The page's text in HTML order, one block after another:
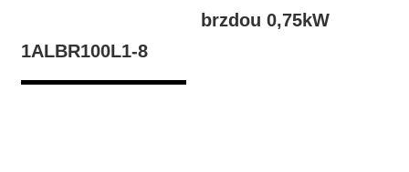
brzdou 0,75kW
1ALBR100L1-8